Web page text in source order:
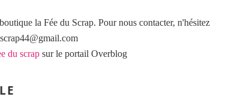
la Fée du Scrap. Pour nous contacter, n'hésitez
du scrap sur le portail Overblog